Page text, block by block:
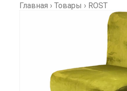
Главная › Товары › ROST